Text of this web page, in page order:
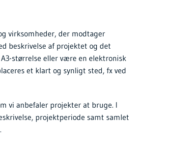
virksomheder, der modtager
beskrivelse af projektet og det
størrelse eller være en elektronisk
et klart og synligt sted, fx ved
vi anbefaler projekter at bruge. I
projektperiode samt samlet